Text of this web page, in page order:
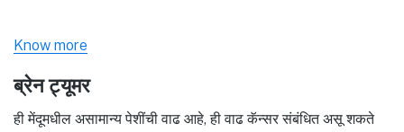
Know more
ब्रेन ट्यूमर
ही मेंदूमधील असामान्य पेशींची वाढ आहे, ही वाढ कॅन्सर संबंधित असू शकते